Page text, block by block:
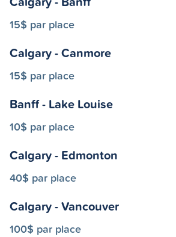
15$ par place
Calgary - Canmore
15$ par place
Banff - Lake Louise
10$ par place
Calgary - Edmonton
40$ par place
Calgary - Vancouver
100$ par place